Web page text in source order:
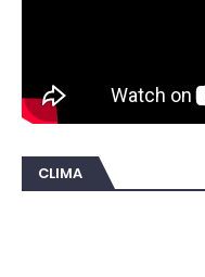
CLIMA